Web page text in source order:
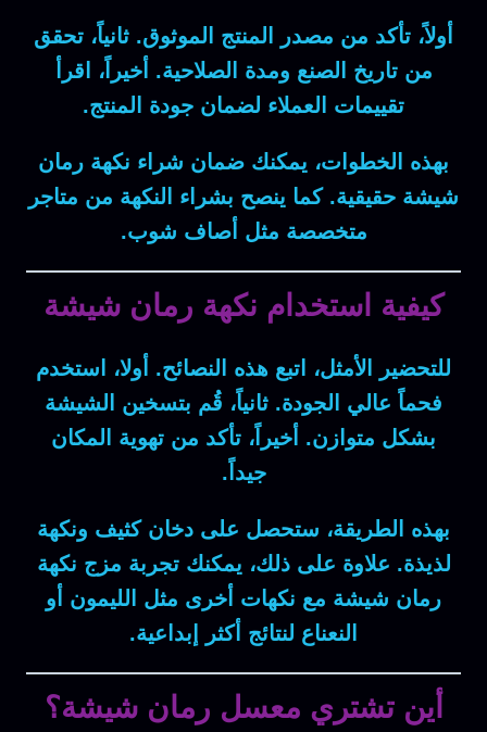
أولاً، تأكد من مصدر المنتج الموثوق. ثانياً، تحقق
منتاريخ الصنع ومدة الصلاحية. أخيراً، اقرأ
تقييمات العملاء لضمان جودة المنتج.
بهذه الخطوات، يمكنك ضمان شراء نكهة رمان
شيشة حقيقية.كما ينصح بشراء النكهة من متاجر
متخصصة مثل أصاف شوب.
كيفية استخدام نكهة رمان شيشة
للتحضير الأمثل، اتبع هذه النصائح. أولا، استخدم
فحماً عالي الجودة. ثانياً، قُم بتسخين الشيشة
بشكل متوازن. أخيراً ، تأكد من تهوية المكان
جيداً.
بهذه الطريقة، ستحصل على دخان كثيف ونكهة
لذيذة. علاوة على ذلك، يمكنكتجربة مزج نكهة
رمان شيشة مع نكهات أخرى مثل الليمون أو
النعناع لنتائج أكثر إبداعية.
أين تشتري معسل رمان شيشة؟